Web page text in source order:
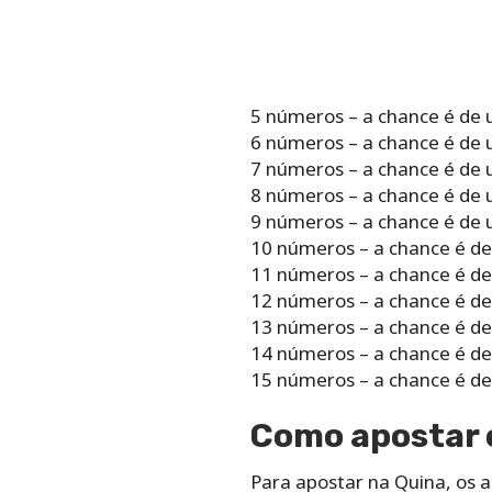
5 números – a chance é de
6 números – a chance é de
7 números – a chance é de
8 números – a chance é de
9 números – a chance é de
10 números – a chance é
11 números – a chance é
12 números – a chance é
13 números – a chance é
14 números – a chance é
15 números – a chance é
Como apostar
Para apostar na Quina, os